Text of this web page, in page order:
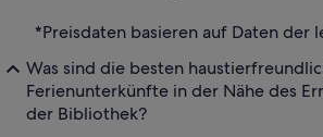
*Preisdaten basieren auf Daten der
Was sind die besten
Ferienunterkünfte in der Nähe des
der Bibliothek?